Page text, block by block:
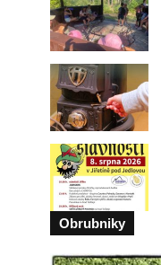
Obrubniky